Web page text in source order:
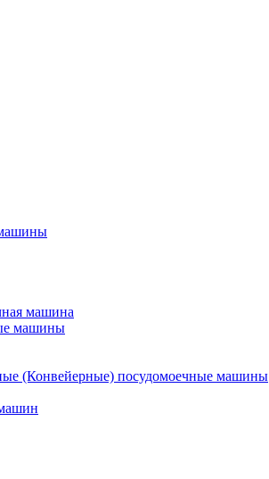
машина
машины
(Конвейерные) посудомоечные машины